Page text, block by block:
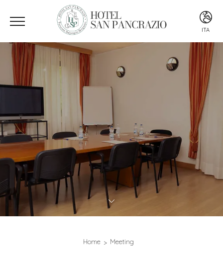
ITA
ITA
ENG
Home Meeting